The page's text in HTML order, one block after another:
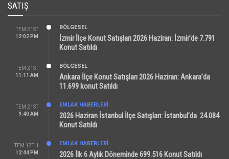
SATIŞ
TEM 21ST
12:02 PM
BÖLGESEL
İzmir İlçe Konut Satışları 2026 Haziran: İzmir’de 7.791
Konut Satıldı
TEM 21ST
11:11 AM
BÖLGESEL
Ankara İlçe Konut Satışları 2026 Haziran: Ankara’da
11.699 konut Satıldı
TEM 21ST
9:40 AM
EMLAK HABERLERI
2026 Haziran İstanbul İlçe Satışları: İstanbul’da 24.084
Konut Satıldı
TEM 17TH
12:44 PM
EMLAK HABERLERI
2026 İlk 6 Aylık Döneminde 699.516 Konut Satıldı